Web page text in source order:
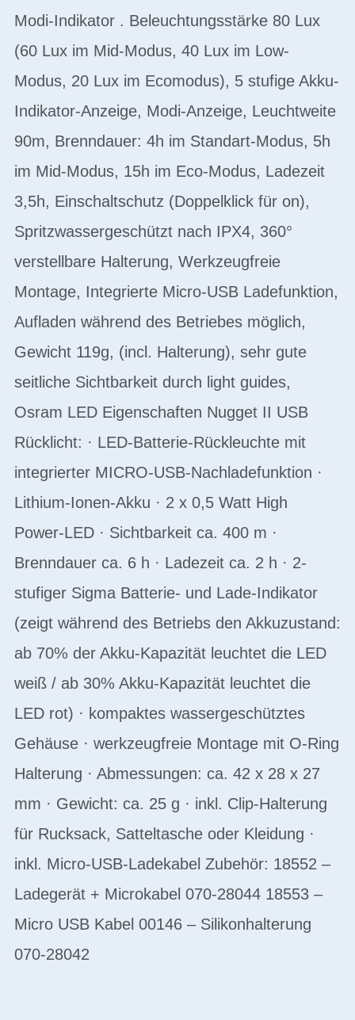
Modi-Indikator . Beleuchtungsstärke 80 Lux
(60 Lux im Mid-Modus, 40 Lux im Low-
Modus, 20 Lux im Ecomodus), 5 stufige Akku-
Indikator-Anzeige, Modi-Anzeige, Leuchtweite
90m, Brenndauer: 4h im Standart-Modus, 5h
im Mid-Modus, 15h im Eco-Modus, Ladezeit
3,5h, Einschaltschutz (Doppelklick für on),
Spritzwassergeschützt nach IPX4, 360°
verstellbare Halterung, Werkzeugfreie
Montage, Integrierte Micro-USB Ladefunktion,
Aufladen während des Betriebes möglich,
Gewicht 119g, (incl. Halterung), sehr gute
seitliche Sichtbarkeit durch light guides,
Osram LED Eigenschaften Nugget II USB
Rücklicht: · LED-Batterie-Rückleuchte mit
integrierter MICRO-USB-Nachladefunktion ·
Lithium-Ionen-Akku · 2 x 0,5 Watt High
Power-LED · Sichtbarkeit ca. 400 m ·
Brenndauer ca. 6 h · Ladezeit ca. 2 h · 2-
stufiger Sigma Batterie- und Lade-Indikator
(zeigt während des Betriebs den Akkuzustand:
ab 70% der Akku-Kapazität leuchtet die LED
weiß / ab 30% Akku-Kapazität leuchtet die
LED rot) · kompaktes wassergeschütztes
Gehäuse · werkzeugfreie Montage mit O-Ring
Halterung · Abmessungen: ca. 42 x 28 x 27
mm · Gewicht: ca. 25 g · inkl. Clip-Halterung
für Rucksack, Satteltasche oder Kleidung ·
inkl. Micro-USB-Ladekabel Zubehör: 18552 –
Ladegerät + Microkabel 070-28044 18553 –
Micro USB Kabel 00146 – Silikonhalterung
070-28042